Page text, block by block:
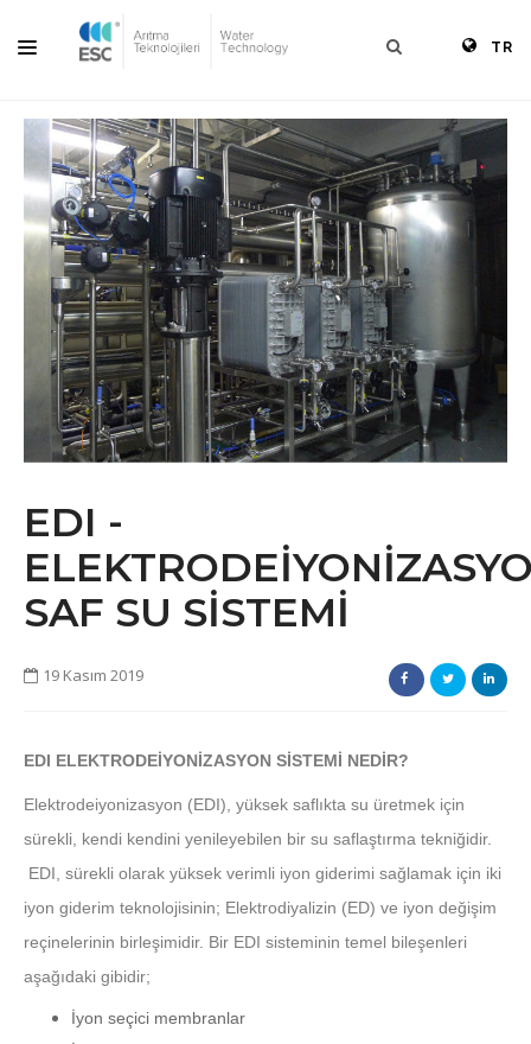
TR
ANASAYFA
KURUMSAL
ÜRÜNLER
ÇÖZÜMLER
KAYNAKLAR
BLOG
İLETIŞIM
EDI -
SAF SU SİSTEMİ
19 Kasım 2019
EDI ELEKTRODEİYONİZASYON SİSTEMİ NEDİR?
Elektrodeiyonizasyon (EDI), yüksek saflıkta su üretmek için
sürekli, kendi kendini yenileyebilen bir su saflaştırma tekniğidir.
EDI, sürekli olarak yüksek verimli iyon giderimi sağlamak için iki
iyon giderim teknolojisinin; Elektrodiyalizin (ED) ve iyon değişim
reçinelerinin birleşimidir. Bir EDI sisteminin temel bileşenleri
aşağıdaki gibidir;
İyon seçici membranlar